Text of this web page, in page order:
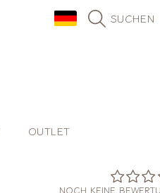
LAND/REGION
SUCHEN
OUTLET
NOCH KEINE